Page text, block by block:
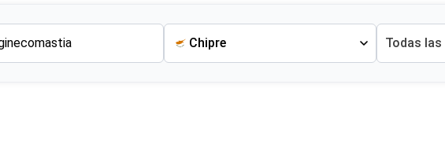
Chipre Todas las